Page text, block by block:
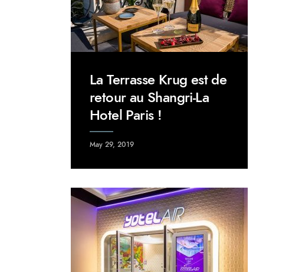
La Terrasse Krug est de
retour au Shangri-La
Hotel Paris !
May 29, 2019